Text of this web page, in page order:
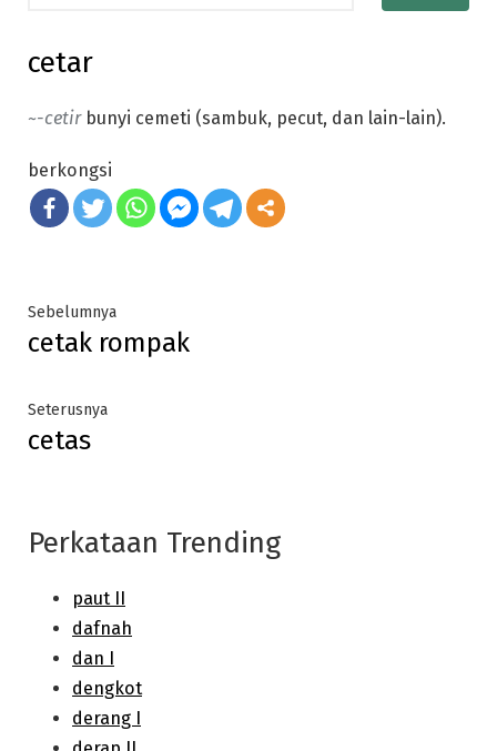
cetar
~-cetirbunyi cemeti (sambuk, pecut, dan lain-lain).
berkongsi
Post
navigation
SebelumnyaPrevious
post:
cetak rompak
SeterusnyaNext
cetas
Perkataan Trending